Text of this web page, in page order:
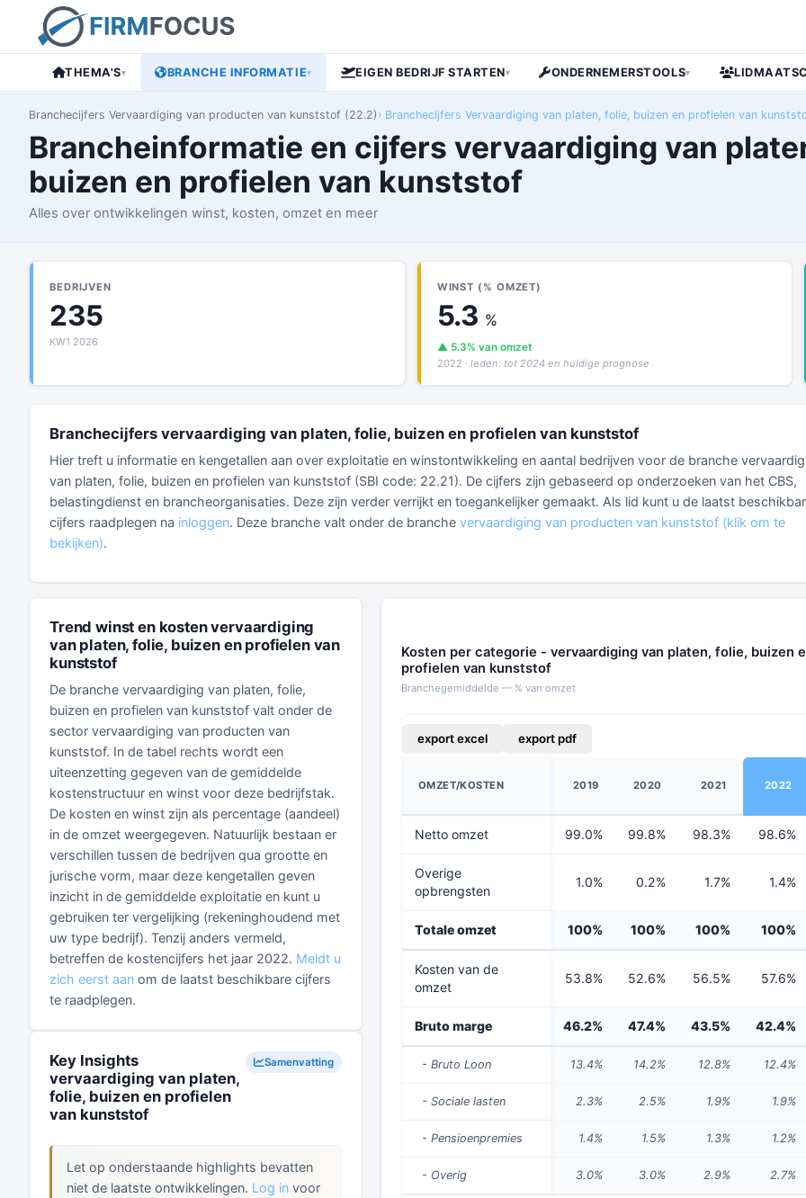
THEMA'S▾ BRANCHE INFORMATIE▾ EIGEN BEDRIJF STARTEN▾ ONDERNEMERSTOOLS▾
Branchecijfers Vervaardiging van producten van kunststof (22.2) Branchecijfers Vervaardiging van platen, folie, buizen en profielen van
Brancheinformatie en cijfers vervaardiging van
buizen en profielen van kunststof
Alles over ontwikkelingen winst, kosten, omzet en meer
BEDRIJVEN
235
KW1 2026
WINST (% OMZET)
5.3 %
▲ 5.3% van omzet
2022 · leden: tot 2024 en huidige prognose
Branchecijfers vervaardiging van platen, folie, buizen en profielen van kunststof
Hier treft u informatie en kengetallen aan over exploitatie en winstontwikkeling en aantal bedrijven voor de branche
van platen, folie, buizen en profielen van kunststof (SBI code: 22.21). De cijfers zijn gebaseerd op onderzoeken van het CBS,
belastingdienst en brancheorganisaties. Deze zijn verder verrijkt en toegankelijker gemaakt. Als lid kunt u de laatst
cijfers raadplegen na inloggen. Deze branche valt onder de branche vervaardiging van producten van kunststof (klik om te
bekijken).
Trend winst en kosten vervaardiging
van platen, folie, buizen en profielen van
kunststof
De branche vervaardiging van platen, folie,
buizen en profielen van kunststof valt onder de
sector vervaardiging van producten van
kunststof. In de tabel rechts wordt een
uiteenzetting gegeven van de gemiddelde
kostenstructuur en winst voor deze bedrijfstak.
De kosten en winst zijn als percentage (aandeel)
in de omzet weergegeven. Natuurlijk bestaan er
verschillen tussen de bedrijven qua grootte en
jurische vorm, maar deze kengetallen geven
inzicht in de gemiddelde exploitatie en kunt u
gebruiken ter vergelijking (rekeninghoudend met
uw type bedrijf). Tenzij anders vermeld,
betreffen de kostencijfers het jaar 2022. Meldt u
zich eerst aan om de laatst beschikbare cijfers
te raadplegen.
Key Insights
vervaardiging van platen,
folie, buizen en profielen
van kunststof
Samenvatting
Let op onderstaande highlights bevatten
niet de laatste ontwikkelingen. Log in voor
Kosten per categorie - vervaardiging van platen, folie, buizen
profielen van kunststof
Branchegemiddelde — % van omzet
export excel export pdf
OMZET/KOSTEN 2019 2020 2021 2022
Netto omzet 99.0% 99.8% 98.3% 98.6%
Overige
opbrengsten
1.0% 0.2% 1.7% 1.4%
Totale omzet 100% 100% 100% 100%
Kosten van de
omzet
53.8% 52.6% 56.5% 57.6%
Bruto marge 46.2% 47.4% 43.5% 42.4%
- Bruto Loon 13.4% 14.2% 12.8% 12.4%
- Sociale lasten 2.3% 2.5% 1.9% 1.9%
- Pensioenpremies 1.4% 1.5% 1.3% 1.2%
- Overig 3.0% 3.0% 2.9% 2.7%